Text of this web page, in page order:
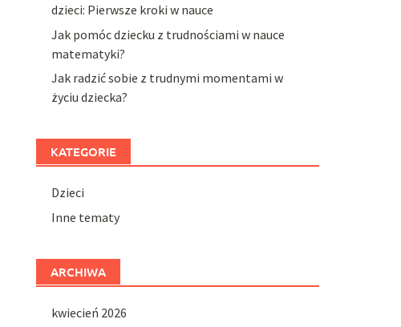
dzieci: Pierwsze kroki w nauce
Jak pomóc dziecku z trudnościami w nauce
matematyki?
Jak radzić sobie z trudnymi momentami w
życiu dziecka?
KATEGORIE
Dzieci
Inne tematy
ARCHIWA
kwiecień 2026